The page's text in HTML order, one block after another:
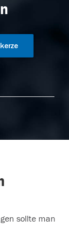
sollte man